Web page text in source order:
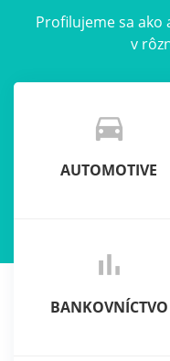
Profilujeme sa ako
v
directions_car
AUTOMOTIVE
bar_chart
BANKOVNÍCTVO